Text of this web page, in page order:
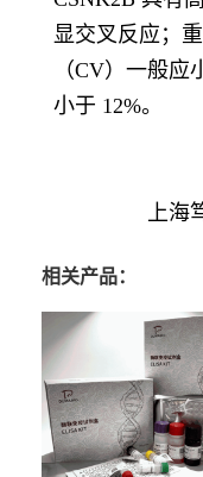
显交叉反应；
（CV）一般
小于 12%。
上海
相关产品：